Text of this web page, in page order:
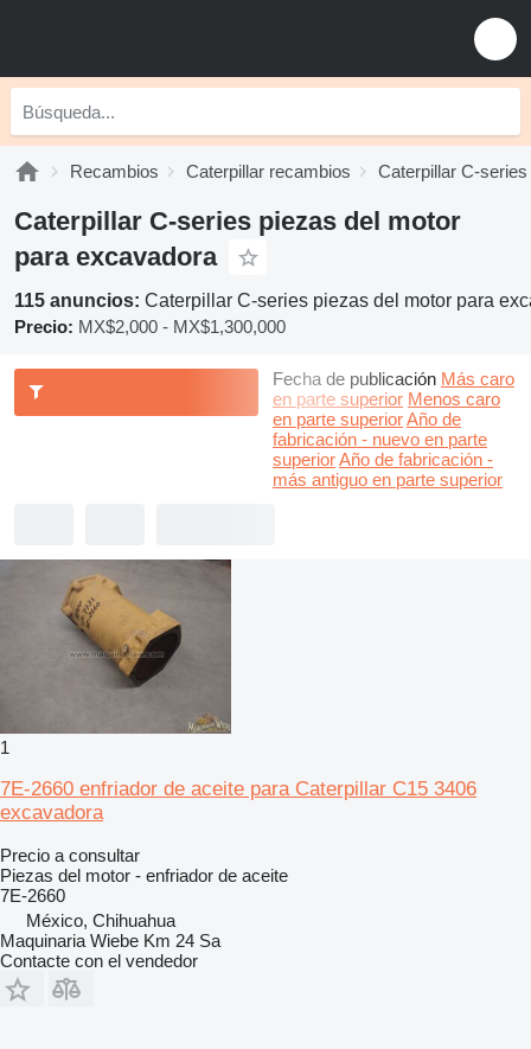
Recambios Caterpillar recambios Caterpillar C-
Caterpillar C-series piezas del motor
para excavadora
115 anuncios: Caterpillar C-series piezas del motor para
Precio: MX$2,000 - MX$1,300,000
Fecha de publicación Más caro
en parte superior Menos caro
en parte superiorAño de
fabricación - nuevo en parte
superiorAño de fabricación -
más antiguo en parte superior
1
7E-2660 enfriador de aceite para Caterpillar C15 3406
excavadora
Precio a consultar
Piezas del motor - enfriador de aceite
7E-2660
México, Chihuahua
Maquinaria Wiebe Km 24 Sa
Contacte con el vendedor